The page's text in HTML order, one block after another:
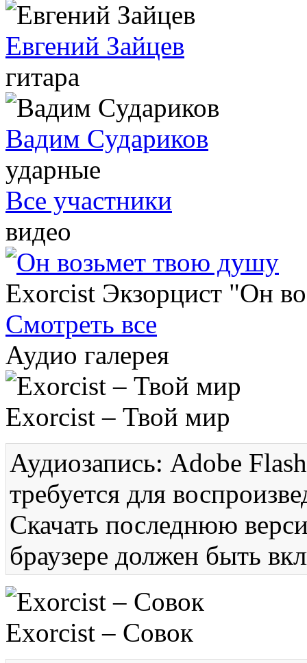
Евгений Зайцев
гитара
Вадим Cудариков
ударные
Все участники
видео
Exorcist Экзорцист "Он
Смотреть все
Аудио галерея
Exorcist – Твой мир
Аудиозапись: Adobe
требуется для
Скачать последнюю
браузере должен быть
Exorcist – Совок